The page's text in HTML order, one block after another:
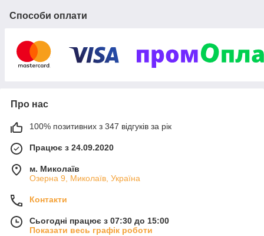
Способи оплати
Про нас
100% позитивних з 347 відгуків за рік
Працює з 24.09.2020
м. Миколаїв
Озерна 9, Миколаїв, Україна
Контакти
Сьогодні працює з 07:30 до 15:00
Показати весь графік роботи